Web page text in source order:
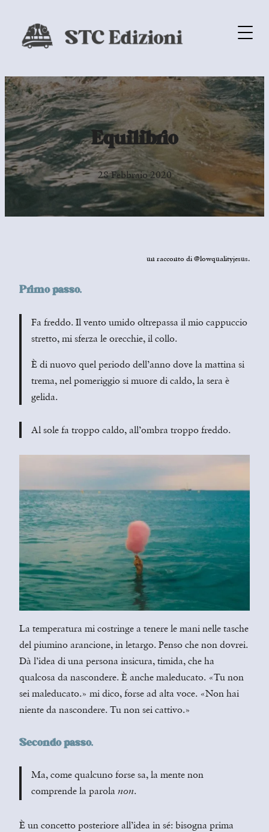
Equilibrio
28 Febbraio 2020
un racconto di @lowqualityjesus.
Primo passo.
Fa freddo. Il vento umido oltrepassa il mio cappuccio
stretto, mi sferza le orecchie, il collo.
È di nuovo quel periodo dell’anno dove la mattina si
trema, nel pomeriggio si muore di caldo, la sera è
gelida.
Al sole fa troppo caldo, all’ombra troppo freddo.
La temperatura mi costringe a tenere le mani nelle tasche
del piumino arancione, in letargo. Penso che non dovrei.
Dà l’idea di una persona insicura, timida, che ha
qualcosa da nascondere. È anche maleducato. «Tu non
sei maleducato.» mi dico, forse ad alta voce. «Non hai
niente da nascondere. Tu non sei cattivo.»
Secondo passo.
Ma, come qualcuno forse sa, la mente non
comprende la parola non.
È un concetto posteriore all’idea in sé: bisogna prima